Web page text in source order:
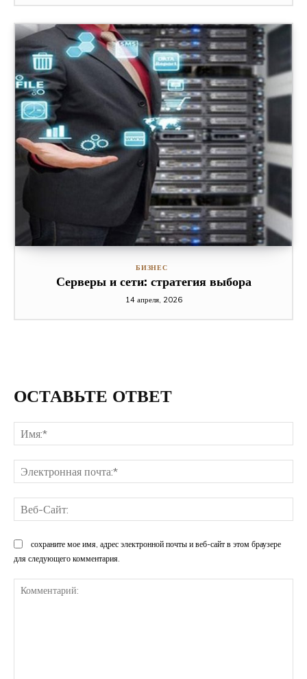
БИЗНЕС
Серверы и сети: стратегия выбора
14 апреля, 2026
ОСТАВЬТЕ ОТВЕТ
сохраните мое имя, адрес электронной почты и веб-сайт в этом браузере
для следующего комментария.